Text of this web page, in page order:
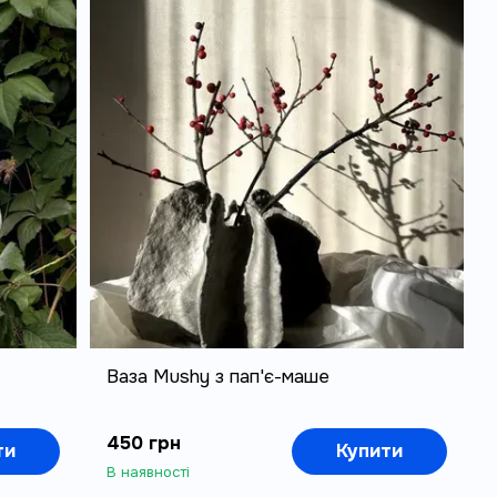
Ваза Mushy з пап'є-маше
450 грн Купити
В наявності